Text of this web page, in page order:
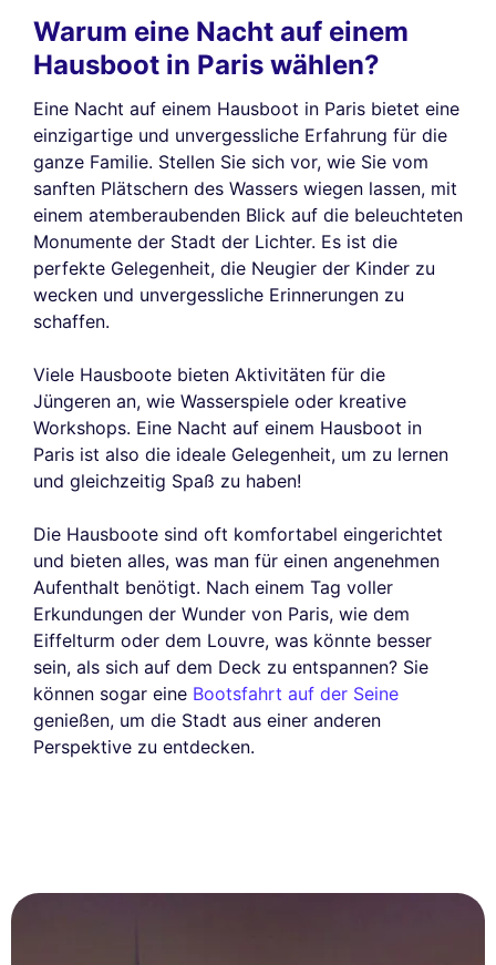
Warum eine Nacht auf einem
Hausboot in Paris wählen?
Eine Nacht auf einem Hausboot in Paris bietet eine
einzigartige und unvergessliche Erfahrung für die
ganze Familie. Stellen Sie sich vor, wie Sie vom
sanften Plätschern des Wassers wiegen lassen, mit
einem atemberaubenden Blick auf die beleuchteten
Monumente der Stadt der Lichter. Es ist die
perfekte Gelegenheit, die Neugier der Kinder zu
wecken und unvergessliche Erinnerungen zu
schaffen.
Viele Hausboote bieten Aktivitäten für die
Jüngeren an, wie Wasserspiele oder kreative
Workshops. Eine Nacht auf einem Hausboot in
Paris ist also die ideale Gelegenheit, um zu lernen
und gleichzeitig Spaß zu haben!
Die Hausboote sind oft komfortabel eingerichtet
und bieten alles, was man für einen angenehmen
Aufenthalt benötigt. Nach einem Tag voller
Erkundungen der Wunder von Paris, wie dem
Eiffelturm oder dem Louvre, was könnte besser
sein, als sich auf dem Deck zu entspannen? Sie
können sogar eine Bootsfahrt auf der Seine
genießen, um die Stadt aus einer anderen
Perspektive zu entdecken.